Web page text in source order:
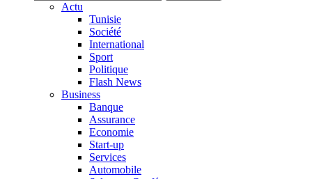
Actu
Tunisie
Société
International
Sport
Politique
Flash News
Business
Banque
Assurance
Economie
Start-up
Services
Automobile